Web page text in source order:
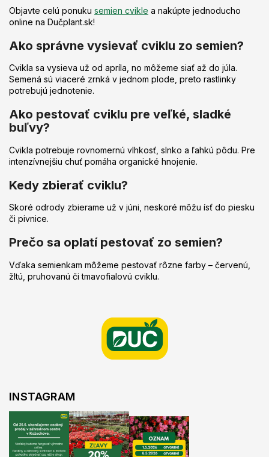
Objavte celú ponuku semien cvikle a nakúpte jednoducho
online na Dučplant.sk!
Ako správne vysievať cviklu zo semien?
Cvikla sa vysieva už od apríla, no môžeme siať až do júla.
Semená sú viaceré zrnká v jednom plode, preto rastlinky
potrebujú jednotenie.
Ako pestovať cviklu pre veľké, sladké
buľvy?
Cvikla potrebuje rovnomernú vlhkosť, slnko a ľahkú pôdu. Pre
intenzívnejšiu chuť pomáha organické hnojenie.
Kedy zbierať cviklu?
Skoré odrody zbierame už v júni, neskoré môžu ísť do piesku
či pivnice.
Prečo sa oplatí pestovať zo semien?
Vďaka semienkam môžeme pestovať rôzne farby – červenú,
žltú, pruhovanú či tmavofialovú cviklu.
INSTAGRAM